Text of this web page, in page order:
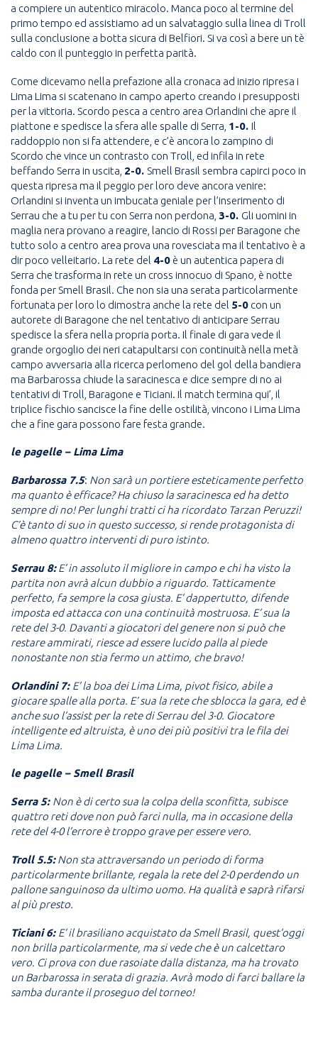
a compiere un autentico miracolo. Manca poco al termine del
primo tempo ed assistiamo ad un salvataggio sulla linea di Troll
sulla conclusione a botta sicura di Belfiori. Si va così a bere un tè
caldo con il punteggio in perfetta parità.
Come dicevamo nella prefazione alla cronaca ad inizio ripresa i
Lima Lima si scatenano in campo aperto creando i presupposti
per la vittoria. Scordo pesca a centro area Orlandini che apre il
piattone e spedisce la sfera alle spalle di Serra, 1-0. Il
raddoppio non si fa attendere, e c’è ancora lo zampino di
Scordo che vince un contrasto con Troll, ed infila in rete
beffando Serra in uscita, 2-0. Smell Brasil sembra capirci poco in
questa ripresa ma il peggio per loro deve ancora venire:
Orlandini si inventa un imbucata geniale per l’inserimento di
Serrau che a tu per tu con Serra non perdona, 3-0. Gli uomini in
maglia nera provano a reagire, lancio di Rossi per Baragone che
tutto solo a centro area prova una rovesciata ma il tentativo è a
dir poco velleitario. La rete del 4-0 è un autentica papera di
Serra che trasforma in rete un cross innocuo di Spano, è notte
fonda per Smell Brasil. Che non sia una serata particolarmente
fortunata per loro lo dimostra anche la rete del 5-0 con un
autorete di Baragone che nel tentativo di anticipare Serrau
spedisce la sfera nella propria porta. Il finale di gara vede il
grande orgoglio dei neri catapultarsi con continuità nella metà
campo avversaria alla ricerca perlomeno del gol della bandiera
ma Barbarossa chiude la saracinesca e dice sempre di no ai
tentativi di Troll, Baragone e Ticiani. Il match termina qui’, il
triplice fischio sancisce la fine delle ostilità, vincono i Lima Lima
che a fine gara possono fare festa grande.
le pagelle – Lima Lima
Barbarossa 7.5: Non sarà un portiere esteticamente perfetto
ma quanto è efficace? Ha chiuso la saracinesca ed ha detto
sempre di no! Per lunghi tratti ci ha ricordato Tarzan Peruzzi!
C’è tanto di suo in questo successo, si rende protagonista di
almeno quattro interventi di puro istinto.
Serrau 8: E’ in assoluto il migliore in campo e chi ha visto la
partita non avrà alcun dubbio a riguardo. Tatticamente
perfetto, fa sempre la cosa giusta. E’ dappertutto, difende
imposta ed attacca con una continuità mostruosa. E’ sua la
rete del 3-0. Davanti a giocatori del genere non si può che
restare ammirati, riesce ad essere lucido palla al piede
nonostante non stia fermo un attimo, che bravo!
Orlandini 7: E’ la boa dei Lima Lima, pivot fisico, abile a
giocare spalle alla porta. E’ sua la rete che sblocca la gara, ed è
anche suo l’assist per la rete di Serrau del 3-0. Giocatore
intelligente ed altruista, è uno dei più positivi tra le fila dei
Lima Lima.
le pagelle – Smell Brasil
Serra 5: Non è di certo sua la colpa della sconfitta, subisce
quattro reti dove non può farci nulla, ma in occasione della
rete del 4-0 l’errore è troppo grave per essere vero.
Troll 5.5:Non sta attraversando un periodo di forma
particolarmente brillante, regala la rete del 2-0 perdendo un
pallone sanguinoso da ultimo uomo. Ha qualità e saprà rifarsi
al più presto.
Ticiani 6: E’ il brasiliano acquistato da Smell Brasil, quest’oggi
non brilla particolarmente, ma si vede che è un calcettaro
vero. Ci prova con due rasoiate dalla distanza, ma ha trovato
un Barbarossa in serata di grazia. Avrà modo di farci ballare la
samba durante il proseguo del torneo!